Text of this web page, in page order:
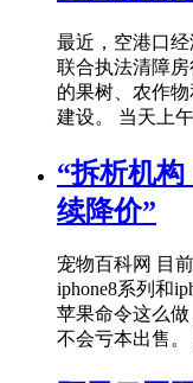
最近，空港口
联合执法清障
的果树、农作
建设。 当天上
“拆析机
续降价”
宠物百科网 目
iphone8系列和
苹果命令这么
不会亏本出售